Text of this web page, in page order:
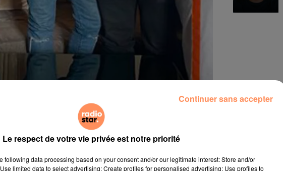
Le respect de votre vie privée est notre priorité
following data processing based on your consent and/or our legitimate interest: Store and/or
limited data to select advertising; Create profiles for personalised advertising; Use profiles to
Continuer sans accepter